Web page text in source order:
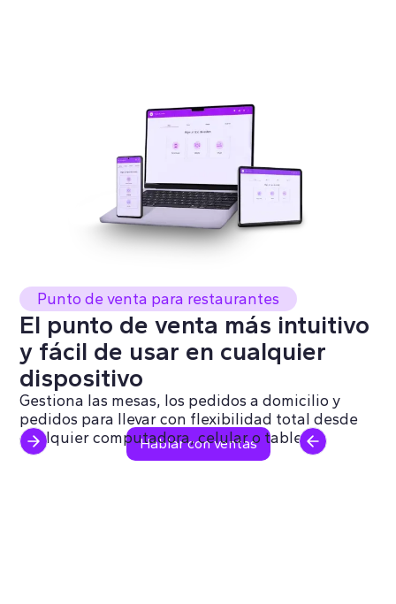
Punto de venta para restaurantes
El punto de venta más intuitivo
y fácil de usar en cualquier
dispositivo
Gestiona las mesas, los pedidos a domicilio y
pedidos para llevar con flexibilidad total desde
cualquier computadora, celular o tablet.
Hablar con ventas